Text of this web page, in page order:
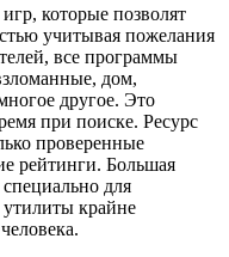
которые позволят
учитывая пожелания
все программы
дом,
другое. Это
при поиске. Ресурс
проверенные
рейтинги. Большая
для
крайне